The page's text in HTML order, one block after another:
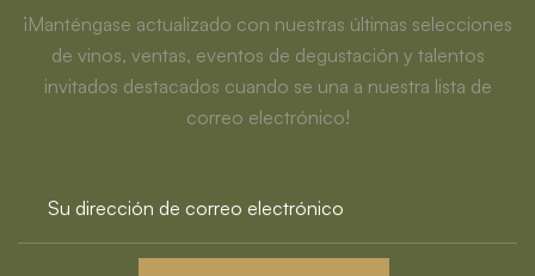
¡Manténgase actualizado con nuestras últimas selecciones
de vinos, ventas, eventos de degustación y talentos
invitados destacados cuando se una a nuestra lista de
correo electrónico!